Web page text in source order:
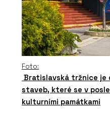
Foto:
Bratislavská tržnice je
staveb, které se v
kulturními památkami